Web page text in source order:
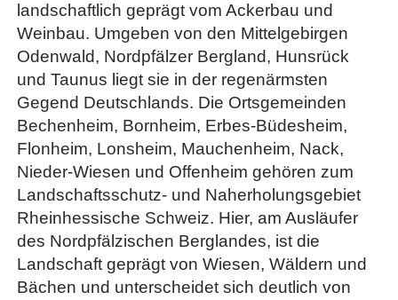
landschaftlich geprägt vom Ackerbau und
Weinbau. Umgeben von den Mittelgebirgen
Odenwald, Nordpfälzer Bergland, Hunsrück
und Taunus liegt sie in der regenärmsten
Gegend Deutschlands. Die Ortsgemeinden
Bechenheim, Bornheim, Erbes-Büdesheim,
Flonheim, Lonsheim, Mauchenheim, Nack,
Nieder-Wiesen und Offenheim gehören zum
Landschaftsschutz- und Naherholungsgebiet
Rheinhessische Schweiz. Hier, am Ausläufer
des Nordpfälzischen Berglandes, ist die
Landschaft geprägt von Wiesen, Wäldern und
Bächen und unterscheidet sich deutlich von